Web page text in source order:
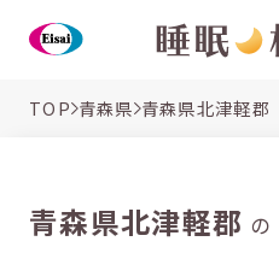
TOP 青森県 青森県北津軽郡
青森県北津軽郡 の